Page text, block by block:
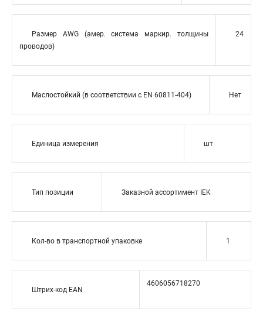
Размер AWG (амер. система маркир. толщины
проводов)
24
Маслостойкий (в соответствии с EN 60811-404) Нет
Единица измерения шт
Тип позиции Заказной ассортимент IEK
Кол-во в транспортной упаковке 1
Штрих-код EAN
4606056718270